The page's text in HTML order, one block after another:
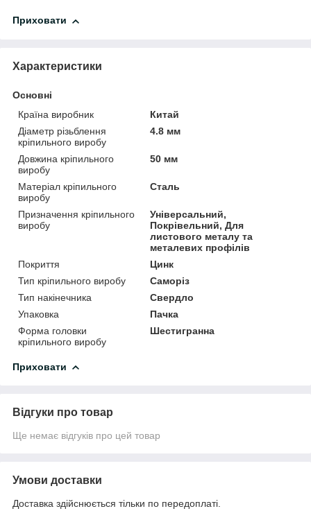
Приховати
Характеристики
Основні
Країна виробник
Китай
Діаметр різьблення
кріпильного виробу
4.8 мм
Довжина кріпильного
виробу
50 мм
Матеріал кріпильного
виробу
Сталь
Призначення кріпильного
виробу
Універсальний,
Покрівельний, Для
листового металу та
металевих профілів
Покриття
Цинк
Тип кріпильного виробу
Саморіз
Тип накінечника
Свердло
Упаковка
Пачка
Форма головки
кріпильного виробу
Шестигранна
Приховати
Відгуки про товар
Ще немає відгуків про цей товар
Умови доставки
Доставка здійснюється тільки по передоплаті.